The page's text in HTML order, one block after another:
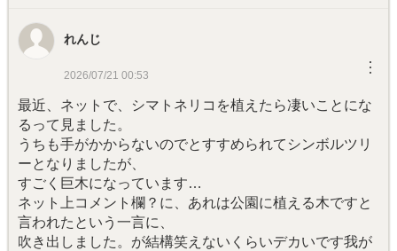
れんじ
2026/07/21 00:53 ︙
最近、ネットで、シマトネリコを植えたら凄いことにな
るって見ました。
うちも手がかからないのでとすすめられてシンボルツリ
ーとなりましたが、
すごく巨木になっています…
ネット上コメント欄？に、あれは公園に植える木ですと
言われたという一言に、
吹き出しました。が結構笑えないくらいデカいです我が